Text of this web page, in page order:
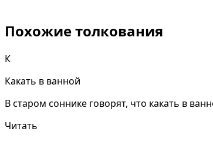
Похожие толкования
К
Какать в ванной
В старом соннике говорят, что какать в
Читать